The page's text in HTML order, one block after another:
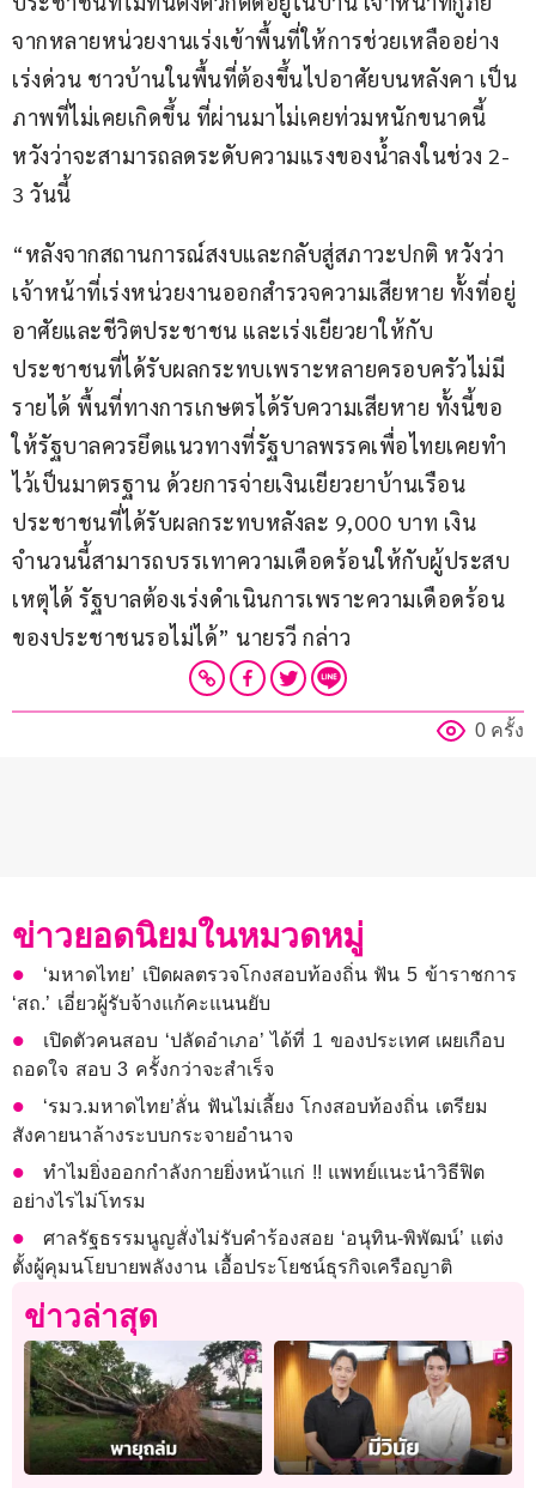
จากหลายหน่วยงานเร่งเข้าพื้นที่ให้การช่วยเหลืออย่าง
เร่งด่วน ชาวบ้านในพื้นที่ต้องขึ้นไปอาศัยบนหลังคา เป็น
ภาพที่ไม่เคยเกิดขึ้น ที่ผ่านมาไม่เคยท่วมหนักขนาดนี้
หวังว่าจะสามารถลดระดับความแรงของน้ำลงในช่วง 2-
3 วันนี้
“หลังจากสถานการณ์สงบและกลับสู่สภาวะปกติ หวังว่า
เจ้าหน้าที่เร่งหน่วยงานออกสำรวจความเสียหาย ทั้งที่อยู่
อาศัยและชีวิตประชาชน และเร่งเยียวยาให้กับ
ประชาชนที่ได้รับผลกระทบเพราะหลายครอบครัวไม่มี
รายได้ พื้นที่ทางการเกษตรได้รับความเสียหาย ทั้งนี้ขอ
ให้รัฐบาลควรยึดแนวทางที่รัฐบาลพรรคเพื่อไทยเคยทำ
ไว้เป็นมาตรฐาน ด้วยการจ่ายเงินเยียวยาบ้านเรือน
ประชาชนที่ได้รับผลกระทบหลังละ 9,000 บาท เงิน
จำนวนนี้สามารถบรรเทาความเดือดร้อนให้กับผู้ประสบ
เหตุได้ รัฐบาลต้องเร่งดำเนินการเพราะความเดือดร้อน
ของประชาชนรอไม่ได้” นายรวี กล่าว
0 ครั้ง
ข่าวยอดนิยมในหมวดหมู่
‘มหาดไทย’ เปิดผลตรวจโกงสอบท้องถิ่น ฟัน 5 ข้าราชการ
‘สถ.’ เอี่ยวผู้รับจ้างแก้คะแนนยับ
เปิดตัวคนสอบ ‘ปลัดอำเภอ’ ได้ที่ 1 ของประเทศ เผยเกือบ
ถอดใจ สอบ 3 ครั้งกว่าจะสำเร็จ
‘รมว.มหาดไทย’ลั่น ฟันไม่เลี้ยง โกงสอบท้องถิ่น เตรียม
สังคายนาล้างระบบกระจายอำนาจ
ทำไมยิ่งออกกำลังกายยิ่งหน้าแก่ !! แพทย์แนะนำวิธีฟิต
อย่างไรไม่โทรม
ศาลรัฐธรรมนูญสั่งไม่รับคำร้องสอย ‘อนุทิน-พิพัฒน์’ แต่ง
ตั้งผู้คุมนโยบายพลังงาน เอื้อประโยชน์ธุรกิจเครือญาติ
ข่าวล่าสุด